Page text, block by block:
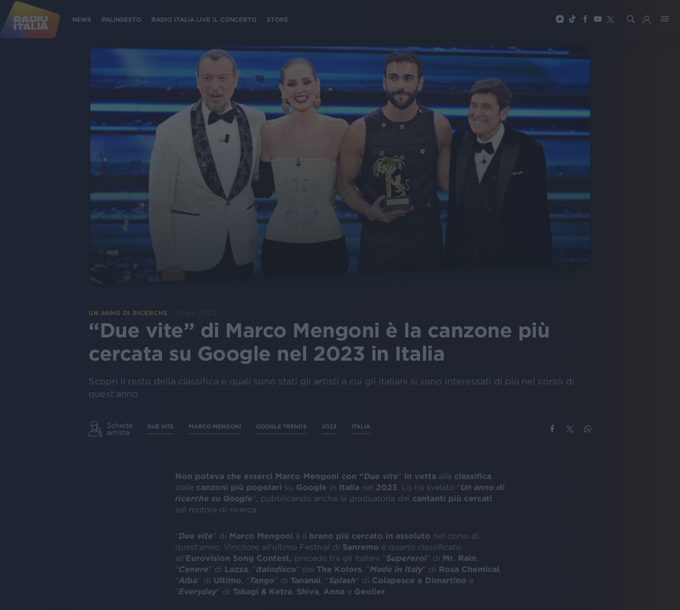
NEWS PALINSESTO RADIO ITALIA LIVE IL CONCERTO STORE
UN ANNO DI RICERCHE 11 dic 2023
“Due vite” di Marco Mengoni è la canzone più
cercata su Google nel 2023 in Italia
Scopri il resto della classifica e quali sono stati gli artisti a cui gli italiani si sono interessati di più nel corso di
quest’anno
Scheda
artista
DUE VITE MARCO MENGONI GOOGLE TRENDS 2023 ITALIA
Non poteva che esserci Marco Mengoni con “Due vite” in vetta alla classifica
delle canzoni più popolari su Google in Italia nel 2023 . Lo ha svelato “Un anno di
ricerche su Google”, pubblicando anche la graduatoria dei cantanti più cercati
sul motore di ricerca.
“Due vite” di Marco Mengoni è il brano più cercato in assoluto nel corso di
quest’anno. Vincitore all’ultimo Festival di Sanremo e quarto classificato
all’Eurovision Song Contest, precede fra gli italiani “Supereroi” di Mr. Rain
“Cenere” di Lazza , “Italodisco” dei The Kolors , “Made in Italy” di Rosa Chemical
“Alba” di Ultimo , “Tango” di Tananai , “Splash” di Colapesce e Dimartino e
“Everyday” di Takagi & Ketra Shiva Anna e Geolier